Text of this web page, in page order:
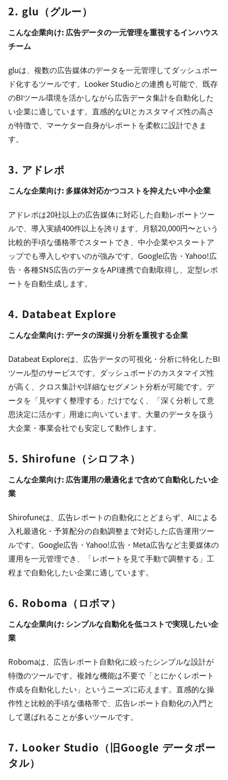
2. glu（グルー）
こんな企業向け: 広告データの一元管理を重視するインハウス
チーム
gluは、複数の広告媒体のデータを一元管理してダッシュボー
ド化するツールです。Looker Studioとの連携も可能で、既存
のBIツール環境を活かしながら広告データ集計を自動化した
い企業に適しています。直感的なUIとカスタマイズ性の高さ
が特徴で、マーケター自身がレポートを柔軟に設計できま
す。
3. アドレポ
こんな企業向け: 多媒体対応かつコストを抑えたい中小企業
アドレポは20社以上の広告媒体に対応した自動レポートツー
ルで、導入実績400件以上を誇ります。月額20,000円〜という
比較的手頃な価格帯でスタートでき、中小企業やスタートア
ップでも導入しやすいのが強みです。Google広告・Yahoo!広
告・各種SNS広告のデータをAPI連携で自動取得し、定型レポ
ートを自動生成します。
4. Databeat Explore
こんな企業向け: データの深掘り分析を重視する企業
Databeat Exploreは、広告データの可視化・分析に特化したBI
ツール型のサービスです。ダッシュボードのカスタマイズ性
が高く、クロス集計や詳細なセグメント分析が可能です。デ
ータを「見やすく整理する」だけでなく、「深く分析して意
思決定に活かす」用途に向いています。大量のデータを扱う
大企業・事業会社でも安定して動作します。
5. Shirofune（シロフネ）
こんな企業向け: 広告運用の最適化まで含めて自動化したい企
業
Shirofuneは、広告レポートの自動化にとどまらず、AIによる
入札最適化・予算配分の自動調整まで対応した広告運用ツー
ルです。Google広告・Yahoo!広告・Meta広告など主要媒体の
運用を一元管理でき、「レポートを見て手動で調整する」工
程まで自動化したい企業に適しています。
6. Roboma（ロボマ）
こんな企業向け: シンプルな自動化を低コストで実現したい企
業
Robomaは、広告レポート自動化に絞ったシンプルな設計が
特徴のツールです。複雑な機能は不要で「とにかくレポート
作成を自動化したい」というニーズに応えます。直感的な操
作性と比較的手頃な価格帯で、広告レポート自動化の入門と
して選ばれることが多いツールです。
7. Looker Studio（旧Google データポー
タル）